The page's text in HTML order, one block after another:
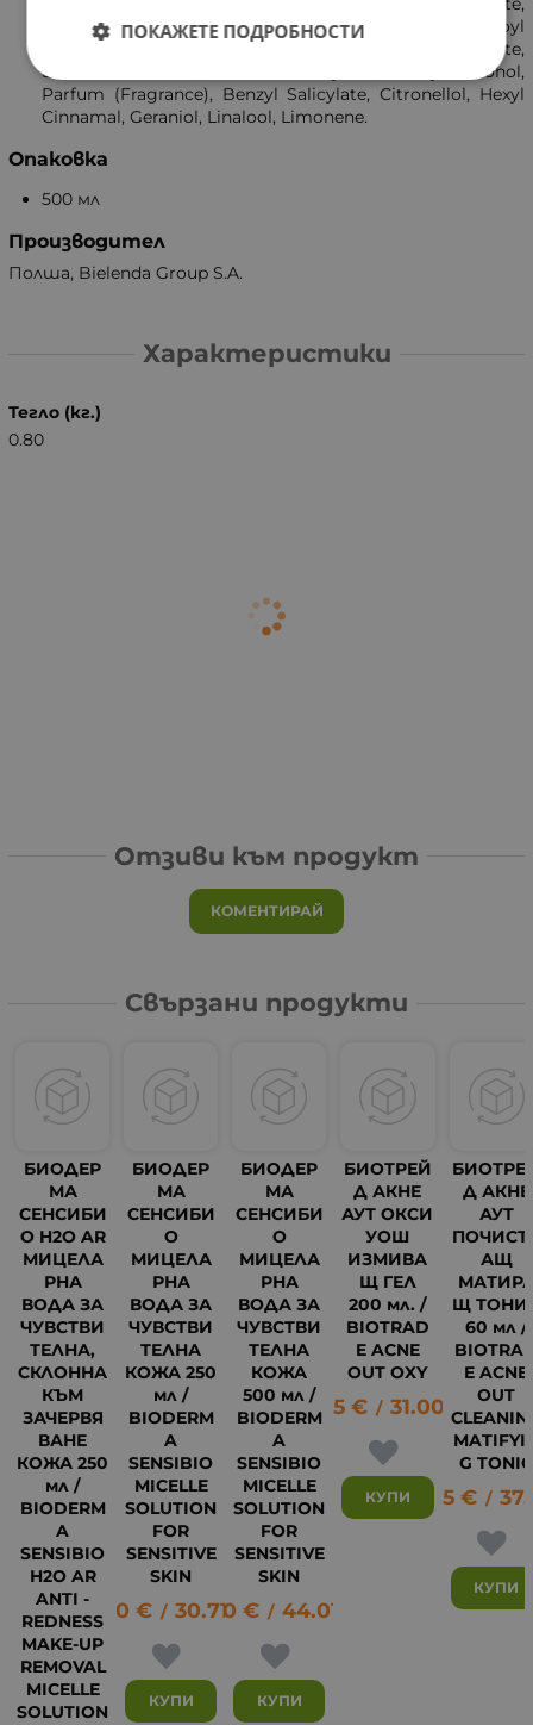
Sodium Lactate, Lactic Acid, Proline, Sodium Cocoyl
Alaninate, Polyglyceryl-6 Caprylate, Potassium Sorbate,
Sodium Benzoate, Sodium Salicylate, Benzyl Alcohol,
Parfum (Fragrance), Benzyl Salicylate, Citronellol, Hexyl
Cinnamal, Geraniol, Linalool, Limonene.
Опаковка
500 мл
Производител
Полша, Bielenda Group S.A.
Характеристики
Тегло (кг.)
0.80
Отзиви към продукт
КОМЕНТИРАЙ
Свързани продукти
БИОДЕР
МА
СЕНСИБИ
О H2O AR
МИЦЕЛА
РНА
ВОДА ЗА
ЧУВСТВИ
ТЕЛНА,
СКЛОННА
КЪМ
ЗАЧЕРВЯ
ВАНЕ
КОЖА 250
мл /
BIODERM
A
SENSIBIO
H2O AR
ANTI -
REDNESS
MAKE-UP
REMOVAL
MICELLE
SOLUTION
БИОДЕР
МА
СЕНСИБИ
О
МИЦЕЛА
РНА
ВОДА ЗА
ЧУВСТВИ
ТЕЛНА
КОЖА 250
мл /
BIODERM
A
SENSIBIO
MICELLE
SOLUTION
FOR
SENSITIVE
SKIN
15.70 € / 30.71 лв.
КУПИ
БИОДЕР
МА
СЕНСИБИ
О
МИЦЕЛА
РНА
ВОДА ЗА
ЧУВСТВИ
ТЕЛНА
КОЖА
500 мл /
BIODERM
A
SENSIBIO
MICELLE
SOLUTION
FOR
SENSITIVE
SKIN
22.50 € / 44.01
КУПИ
БИОТРЕЙ
Д АКНЕ
АУТ ОКСИ
УОШ
ИЗМИВА
Щ ГЕЛ
200 мл. /
BIOTRAD
E ACNE
OUT OXY
15.85 € / 31.00 лв.
КУПИ
Д АКНЕ
АУТ
АЩ
Щ
60 мл /
E ACNE
OUT
G TONIC
19.05 € /
КУПИ
ПОКАЖЕТЕ ПОДРОБНОСТИ